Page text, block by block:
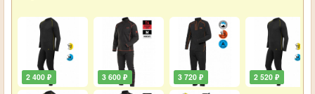
2 400 ₽ 3 600 ₽ 3 720 ₽ 2 520 ₽